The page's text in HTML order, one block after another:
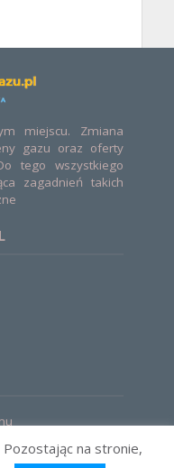
miejscu. Zmiana
gazu oraz oferty
tego wszystkiego
zagadnień takich
na stronie,